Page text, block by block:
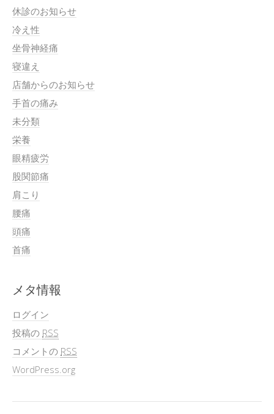
休診のお知らせ
冷え性
坐骨神経痛
寝違え
店舗からのお知らせ
手首の痛み
未分類
栄養
眼精疲労
股関節痛
肩こり
腰痛
頭痛
首痛
メタ情報
ログイン
投稿の RSS
コメントの RSS
WordPress.org